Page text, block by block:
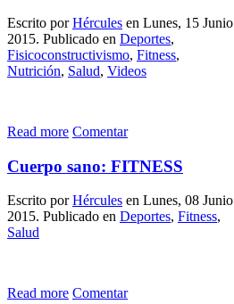
Escrito porHércules en Lunes, 15 Junio
2015. Publicado en Deportes,
Fisicoconstructivismo, Fitness,
Nutrición, Salud, Videos
Read more Comentar
Cuerpo sano: FITNESS
Escrito porHércules en Lunes, 08 Junio
2015. Publicado en Deportes, Fitness,
Salud
Read more Comentar